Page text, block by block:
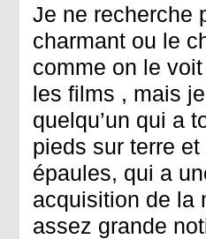
Je ne recherche
charmant ou le
comme on le
les films , mais
quelqu’un qui a
pieds sur terre
épaules, qui a
acquisition de la
assez grande